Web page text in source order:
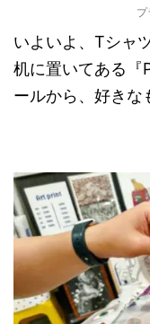
プ
いよいよ、Tシャ
机に置いてある『
ールから、好きな